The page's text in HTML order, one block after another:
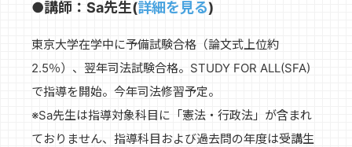
●講師：Sa先生(詳細を見る)
東京大学在学中に予備試験合格（論文式上位約
2.5％）、翌年司法試験合格。STUDY FOR ALL(SFA)
で指導を開始。今年司法修習予定。
※Sa先生は指導対象科目に「憲法・行政法」が含まれ
ておりません、指導科目および過去問の年度は受講生